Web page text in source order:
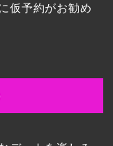
仮予約がお勧め